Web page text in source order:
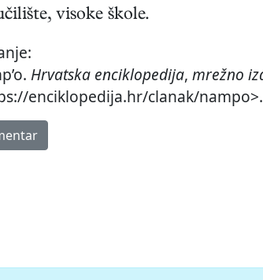
visoke škole.
Hrvatska enciklopedija, mrežno
enciklopedija.hr/clanak/nampo>.